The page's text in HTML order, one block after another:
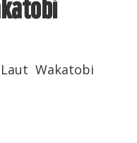
Wakatobi